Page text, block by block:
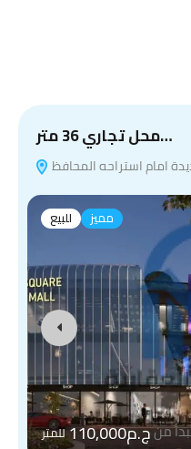
محل تجاري 36 متر…
امام استراحه المحافظ
للبيع مميز
منج.م110,000 للمتر